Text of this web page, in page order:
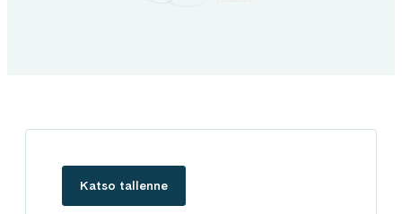
Katso tallenne